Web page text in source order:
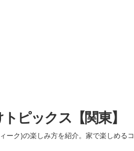
ピックス【関東】
ーク)の楽しみ方を紹介。家で楽しめるコ